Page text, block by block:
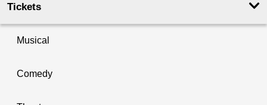
Tickets
Musical
Comedy